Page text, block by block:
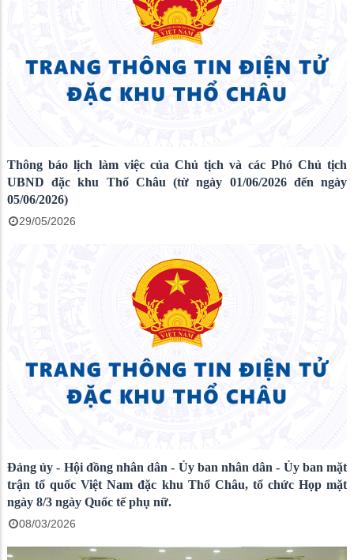
Thông báo lịch làm việc của Chủ tịch và các Phó Chủ tịch
UBND đặc khu Thổ Châu (từ ngày 01/06/2026 đến ngày
05/06/2026)
29/05/2026
Đảng ủy - Hội đồng nhân dân - Ủy ban nhân dân - Ủy ban mặt
trận tổ quốc Việt Nam đặc khu Thổ Châu, tổ chức Họp mặt
ngày 8/3 ngày Quốc tế phụ nữ.
08/03/2026